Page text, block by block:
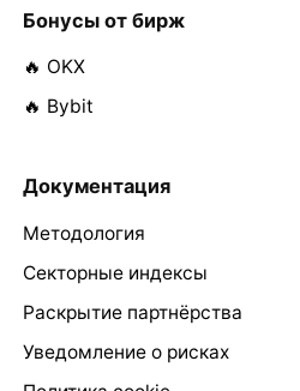
Бонусы от бирж
🔥 OKX
🔥 Bybit
Документация
Методология
Секторные индексы
Раскрытие партнёрства
Уведомление о рисках